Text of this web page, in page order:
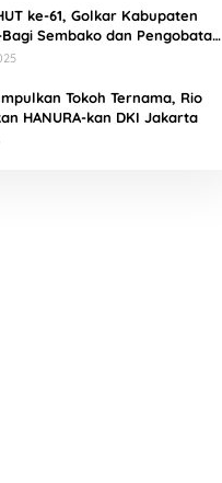
ke-61, Golkar Kabupaten
Sembako dan Pengobatan
Tokoh Ternama, Rio
HANURA-kan DKI Jakarta